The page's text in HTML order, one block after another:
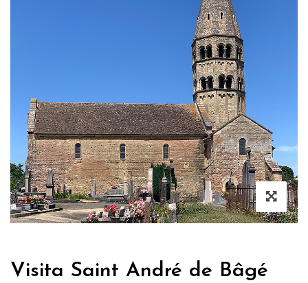
Visita Saint André de Bâgé